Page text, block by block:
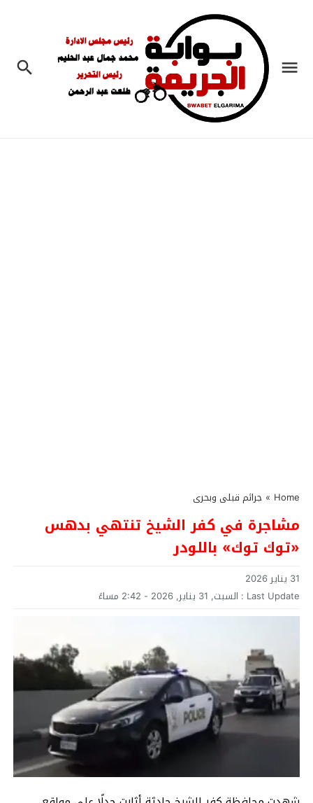
Home
» جرائم قبلى وبحرى
مشاجرة في كفر الشيخ تنتهي بدهس
«توك توك» باللودر
31 يناير 2026
Last Update : السبت, 31 يناير, 2026 - 2:42 مساءً